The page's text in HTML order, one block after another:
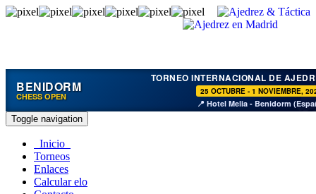
BENIDORM
CHESS OPEN
TORNEO INTERNACIONAL DE
25 OCTUBRE - 1 NOVIEMBRE,
📍 Hotel Melia - Benidorm
Toggle navigation
Inicio
Torneos
Enlaces
Calcular elo